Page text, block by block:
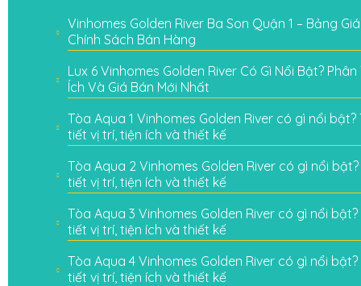
Vinhomes Golden River Ba Son Quận 1 – Bảng
Chính Sách Bán Hàng
Lux 6 Vinhomes Golden River Có Gì Nổi Bật? Phân
Ích Và Giá Bán Mới Nhất
Tòa Aqua 1 Vinhomes Golden River có gì nổi
tiết vị trí, tiện ích và thiết kế
Tòa Aqua 2 Vinhomes Golden River có gì nổi
tiết vị trí, tiện ích và thiết kế
Tòa Aqua 3 Vinhomes Golden River có gì nổi
tiết vị trí, tiện ích và thiết kế
Tòa Aqua 4 Vinhomes Golden River có gì nổi
tiết vị trí, tiện ích và thiết kế